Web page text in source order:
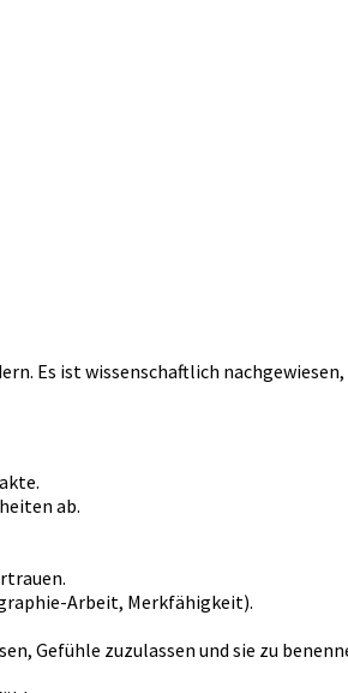
Es ist wissenschaftlich
ab.
Arbeit, Merkfähigkeit).
Gefühle zuzulassen und sie zu